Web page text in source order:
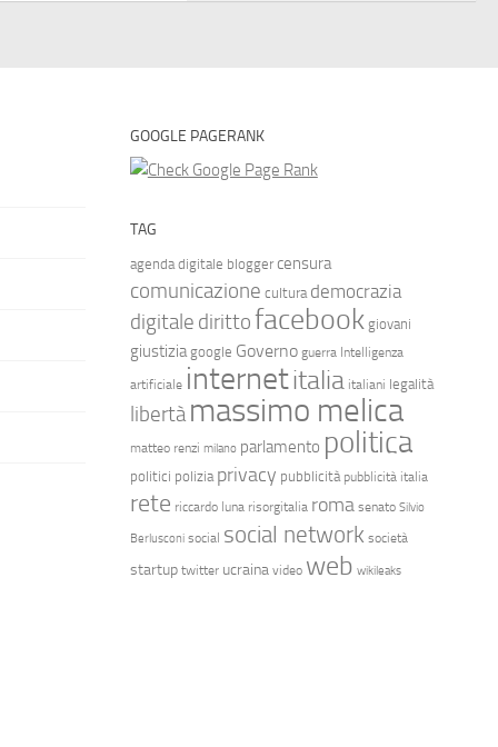
GOOGLE PAGERANK
TAG
agenda digitale blogger censura
comunicazione cultura democrazia
digitale dirittofacebook giovani
giustizia google Governo guerra Intelligenza
artificiale internetitalia italiani legalità
libertà massimo melica
matteo renzi milano parlamento politica
politici polizia privacy pubblicità pubblicità italia
rete riccardo luna risorgitalia roma senato Silvio
Berlusconi social social network società
startup twitter ucraina video web wikileaks